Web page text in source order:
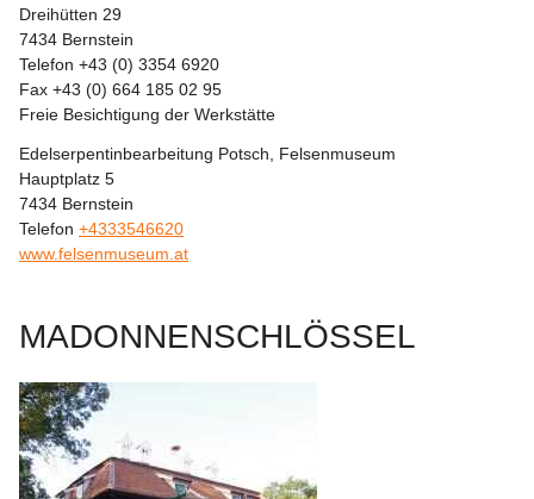
Dreihütten 29
7434 Bernstein
Telefon +43 (0) 3354 6920
Fax +43 (0) 664 185 02 95
Freie Besichtigung der Werkstätte
Edelserpentinbearbeitung Potsch, Felsenmuseum
Hauptplatz 5
7434 Bernstein
Telefon +4333546620
www.felsenmuseum.at
MADONNENSCHLÖSSEL